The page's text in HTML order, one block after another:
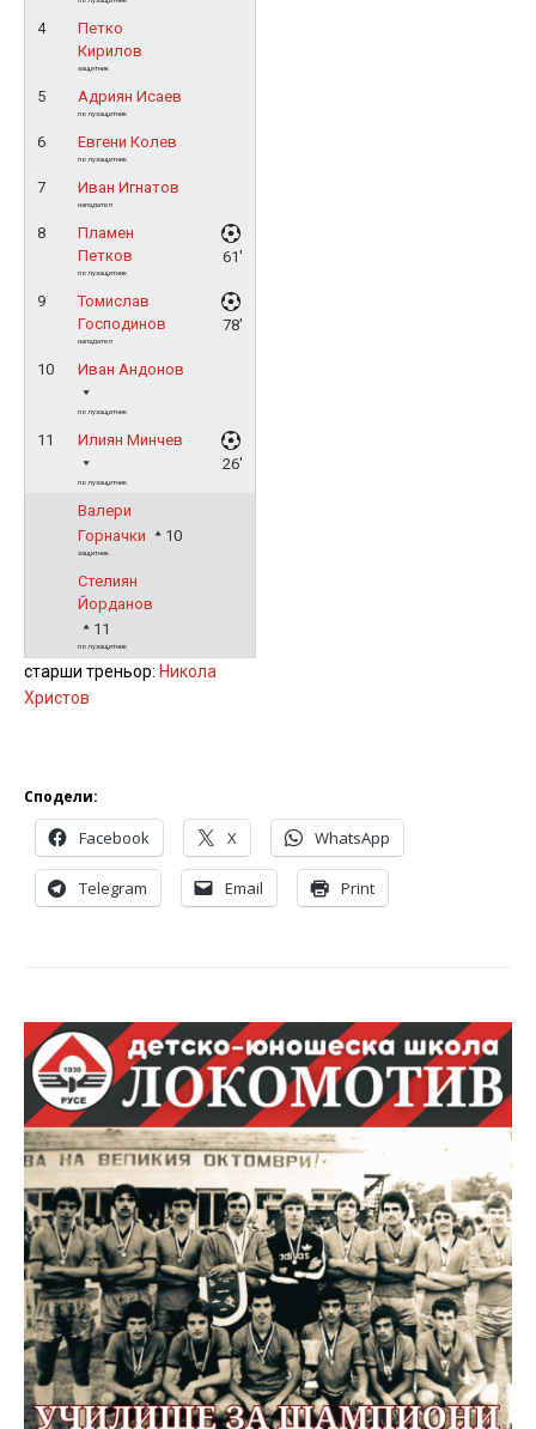
4
Петко
Кирилов
защитник
5 Адриян Исаев
полузащитник
6 Евгени Колев
полузащитник
7 Иван Игнатов
нападател
8
Пламен
Петков
полузащитник
61'
9
Томислав
Господинов
нападател
78'
10 Иван Андонов
полузащитник
11 Илиян Минчев
полузащитник
26'
Валери
Горначки
10
защитник
Стелиян
Йорданов
11
полузащитник
старши треньор: Никола
Христов
Сподели:
Facebook X WhatsApp
Telegram Email Print